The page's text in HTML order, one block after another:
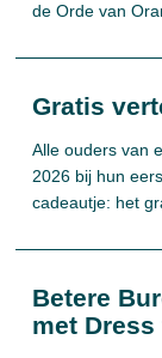
de Orde van
Gratis
Alle ouders van
2026 bij hun
cadeautje: het
Betere
met